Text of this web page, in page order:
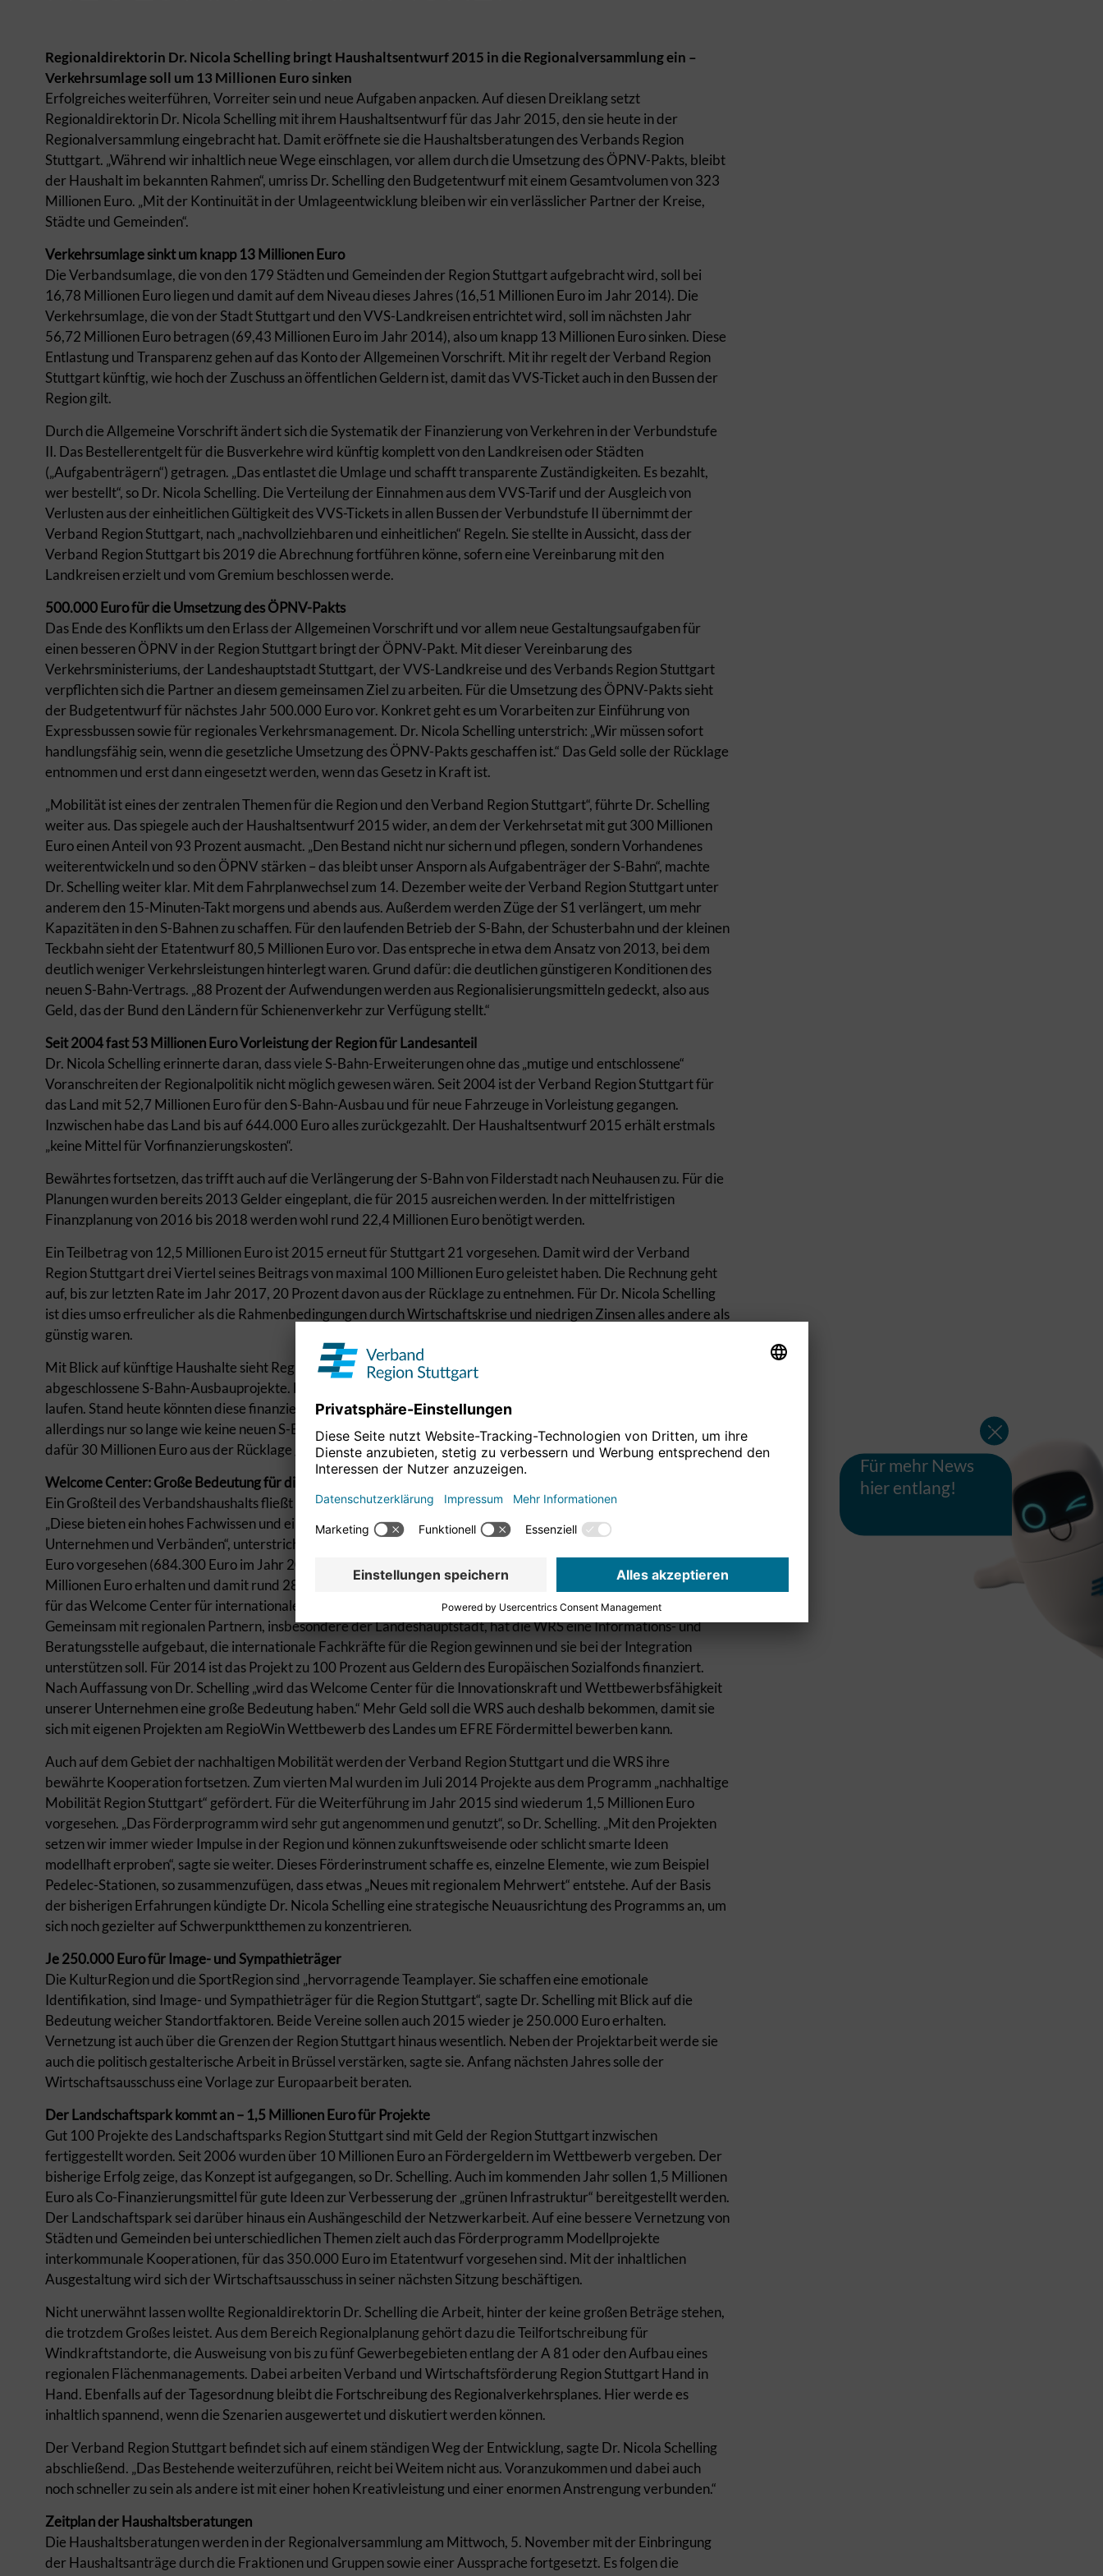
Regionaldirektorin Dr. Nicola Schelling bringt Haushaltsentwurf 2015 in die Regionalversammlung ein –
Verkehrsumlage soll um 13 Millionen Euro sinken
Erfolgreiches weiterführen, Vorreiter sein und neue Aufgaben anpacken. Auf diesen Dreiklang setzt
Regionaldirektorin Dr. Nicola Schelling mit ihrem Haushaltsentwurf für das Jahr 2015, den sie heute in der
Regionalversammlung eingebracht hat. Damit eröffnete sie die Haushaltsberatungen des Verbands Region
Stuttgart. „Während wir inhaltlich neue Wege einschlagen, vor allem durch die Umsetzung des ÖPNV-Pakts, bleibt
der Haushalt im bekannten Rahmen“, umriss Dr. Schelling den Budgetentwurf mit einem Gesamtvolumen von 323
Millionen Euro. „Mit der Kontinuität in der Umlageentwicklung bleiben wir ein verlässlicher Partner der Kreise,
Städte und Gemeinden“.
Verkehrsumlage sinkt um knapp 13 Millionen Euro
Die Verbandsumlage, die von den 179 Städten und Gemeinden der Region Stuttgart aufgebracht wird, soll bei
16,78 Millionen Euro liegen und damit auf dem Niveau dieses Jahres (16,51 Millionen Euro im Jahr 2014). Die
Verkehrsumlage, die von der Stadt Stuttgart und den VVS-Landkreisen entrichtet wird, soll im nächsten Jahr
56,72 Millionen Euro betragen (69,43 Millionen Euro im Jahr 2014), also um knapp 13 Millionen Euro sinken. Diese
Entlastung und Transparenz gehen auf das Konto der Allgemeinen Vorschrift. Mit ihr regelt der Verband Region
Stuttgart künftig, wie hoch der Zuschuss an öffentlichen Geldern ist, damit das VVS-Ticket auch in den Bussen der
Region gilt.
Durch die Allgemeine Vorschrift ändert sich die Systematik der Finanzierung von Verkehren in der Verbundstufe
II. Das Bestellerentgelt für die Busverkehre wird künftig komplett von den Landkreisen oder Städten
(„Aufgabenträgern“) getragen. „Das entlastet die Umlage und schafft transparente Zuständigkeiten. Es bezahlt,
wer bestellt“, so Dr. Nicola Schelling. Die Verteilung der Einnahmen aus dem VVS-Tarif und der Ausgleich von
Verlusten aus der einheitlichen Gültigkeit des VVS-Tickets in allen Bussen der Verbundstufe II übernimmt der
Verband Region Stuttgart, nach „nachvollziehbaren und einheitlichen“ Regeln. Sie stellte in Aussicht, dass der
Verband Region Stuttgart bis 2019 die Abrechnung fortführen könne, sofern eine Vereinbarung mit den
Landkreisen erzielt und vom Gremium beschlossen werde.
500.000 Euro für die Umsetzung des ÖPNV-Pakts
Das Ende des Konflikts um den Erlass der Allgemeinen Vorschrift und vor allem neue Gestaltungsaufgaben für
einen besseren ÖPNV in der Region Stuttgart bringt der ÖPNV-Pakt. Mit dieser Vereinbarung des
Verkehrsministeriums, der Landeshauptstadt Stuttgart, der VVS-Landkreise und des Verbands Region Stuttgart
verpflichten sich die Partner an diesem gemeinsamen Ziel zu arbeiten. Für die Umsetzung des ÖPNV-Pakts sieht
der Budgetentwurf für nächstes Jahr 500.000 Euro vor. Konkret geht es um Vorarbeiten zur Einführung von
Expressbussen sowie für regionales Verkehrsmanagement. Dr. Nicola Schelling unterstrich: „Wir müssen sofort
handlungsfähig sein, wenn die gesetzliche Umsetzung des ÖPNV-Pakts geschaffen ist.“ Das Geld solle der Rücklage
entnommen und erst dann eingesetzt werden, wenn das Gesetz in Kraft ist.
„Mobilität ist eines der zentralen Themen für die Region und den Verband Region Stuttgart“, führte Dr. Schelling
weiter aus. Das spiegele auch der Haushaltsentwurf 2015 wider, an dem der Verkehrsetat mit gut 300 Millionen
Euro einen Anteil von 93 Prozent ausmacht. „Den Bestand nicht nur sichern und pflegen, sondern Vorhandenes
weiterentwickeln und so den ÖPNV stärken – das bleibt unser Ansporn als Aufgabenträger der S-Bahn“, machte
Dr. Schelling weiter klar. Mit dem Fahrplanwechsel zum 14. Dezember weite der Verband Region Stuttgart unter
anderem den 15-Minuten-Takt morgens und abends aus. Außerdem werden Züge der S1 verlängert, um mehr
Kapazitäten in den S-Bahnen zu schaffen. Für den laufenden Betrieb der S-Bahn, der Schusterbahn und der kleinen
Teckbahn sieht der Etatentwurf 80,5 Millionen Euro vor. Das entspreche in etwa dem Ansatz von 2013, bei dem
deutlich weniger Verkehrsleistungen hinterlegt waren. Grund dafür: die deutlichen günstigeren Konditionen des
neuen S-Bahn-Vertrags. „88 Prozent der Aufwendungen werden aus Regionalisierungsmitteln gedeckt, also aus
Geld, das der Bund den Ländern für Schienenverkehr zur Verfügung stellt.“
Seit 2004 fast 53 Millionen Euro Vorleistung der Region für Landesanteil
Dr. Nicola Schelling erinnerte daran, dass viele S-Bahn-Erweiterungen ohne das „mutige und entschlossene“
Voranschreiten der Regionalpolitik nicht möglich gewesen wären. Seit 2004 ist der Verband Region Stuttgart für
das Land mit 52,7 Millionen Euro für den S-Bahn-Ausbau und für neue Fahrzeuge in Vorleistung gegangen.
Inzwischen habe das Land bis auf 644.000 Euro alles zurückgezahlt. Der Haushaltsentwurf 2015 erhält erstmals
„keine Mittel für Vorfinanzierungskosten“.
Bewährtes fortsetzen, das trifft auch auf die Verlängerung der S-Bahn von Filderstadt nach Neuhausen zu. Für die
Planungen wurden bereits 2013 Gelder eingeplant, die für 2015 ausreichen werden. In der mittelfristigen
Finanzplanung von 2016 bis 2018 werden wohl rund 22,4 Millionen Euro benötigt werden.
Ein Teilbetrag von 12,5 Millionen Euro ist 2015 erneut für Stuttgart 21 vorgesehen. Damit wird der Verband
Region Stuttgart drei Viertel seines Beitrags von maximal 100 Millionen Euro geleistet haben. Die Rechnung geht
auf, bis zur letzten Rate im Jahr 2017, 20 Prozent davon aus der Rücklage zu entnehmen. Für Dr. Nicola Schelling
ist dies umso erfreulicher als die Rahmenbedingungen durch Wirtschaftskrise und niedrigen Zinsen alles andere als
günstig waren.
Mit Blick auf künftige Haushalte sieht Regionaldirektorin Dr. Schelling im Verkehrsbereich Kostenrisiken für
abgeschlossene S-Bahn-Ausbauprojekte. Die Gespräche mit der Bahn darüber, wie hoch diese ausfallen könnten,
laufen. Stand heute könnten diese finanziellen Unwägbarkeiten aus der Rücklage aufgefangen werden. Das gilt
allerdings nur so lange wie keine neuen S-Bahn-Züge bestellt werden. Sollten diese finanziert werden, müssten
dafür 30 Millionen Euro aus der Rücklage genommen werden.
Welcome Center: Große Bedeutung für die Wettbewerbsfähigkeit
Ein Großteil des Verbandshaushalts fließt wie in den Vorjahren an die regionalen Beteiligungsgesellschaften.
„Diese bieten ein hohes Fachwissen und eine Plattform für erfolgreiche, regionale Kooperation mit Kommunen,
Unternehmen und Verbänden“, unterstrich Dr. Schelling. Für die Regio Stuttgart Marketing GmbH sind 684.000
Euro vorgesehen (684.300 Euro im Jahr 2014). Die Wirtschaftsförderung Region Stuttgart GmbH (WRS) soll 6,85
Millionen Euro erhalten und damit rund 287.000 Euro mehr als 2014. Dieses zusätzliche Geld ist unter anderem
für das Welcome Center für internationale Fachkräfte erforderlich, das Ende Oktober eröffnet werden wird.
Gemeinsam mit regionalen Partnern, insbesondere der Landeshauptstadt, hat die WRS eine Informations- und
Beratungsstelle aufgebaut, die internationale Fachkräfte für die Region gewinnen und sie bei der Integration
unterstützen soll. Für 2014 ist das Projekt zu 100 Prozent aus Geldern des Europäischen Sozialfonds finanziert.
Nach Auffassung von Dr. Schelling „wird das Welcome Center für die Innovationskraft und Wettbewerbsfähigkeit
unserer Unternehmen eine große Bedeutung haben.“ Mehr Geld soll die WRS auch deshalb bekommen, damit sie
sich mit eigenen Projekten am RegioWin Wettbewerb des Landes um EFRE Fördermittel bewerben kann.
Auch auf dem Gebiet der nachhaltigen Mobilität werden der Verband Region Stuttgart und die WRS ihre
bewährte Kooperation fortsetzen. Zum vierten Mal wurden im Juli 2014 Projekte aus dem Programm „nachhaltige
Mobilität Region Stuttgart“ gefördert. Für die Weiterführung im Jahr 2015 sind wiederum 1,5 Millionen Euro
vorgesehen. „Das Förderprogramm wird sehr gut angenommen und genutzt“, so Dr. Schelling. „Mit den Projekten
setzen wir immer wieder Impulse in der Region und können zukunftsweisende oder schlicht smarte Ideen
modellhaft erproben“, sagte sie weiter. Dieses Förderinstrument schaffe es, einzelne Elemente, wie zum Beispiel
Pedelec-Stationen, so zusammenzufügen, dass etwas „Neues mit regionalem Mehrwert“ entstehe. Auf der Basis
der bisherigen Erfahrungen kündigte Dr. Nicola Schelling eine strategische Neuausrichtung des Programms an, um
sich noch gezielter auf Schwerpunktthemen zu konzentrieren.
Je 250.000 Euro für Image- und Sympathieträger
Die KulturRegion und die SportRegion sind „hervorragende Teamplayer. Sie schaffen eine emotionale
Identifikation, sind Image- und Sympathieträger für die Region Stuttgart“, sagte Dr. Schelling mit Blick auf die
Bedeutung weicher Standortfaktoren. Beide Vereine sollen auch 2015 wieder je 250.000 Euro erhalten.
Vernetzung ist auch über die Grenzen der Region Stuttgart hinaus wesentlich. Neben der Projektarbeit werde sie
auch die politisch gestalterische Arbeit in Brüssel verstärken, sagte sie. Anfang nächsten Jahres solle der
Wirtschaftsausschuss eine Vorlage zur Europaarbeit beraten.
Der Landschaftspark kommt an – 1,5 Millionen Euro für Projekte
Gut 100 Projekte des Landschaftsparks Region Stuttgart sind mit Geld der Region Stuttgart inzwischen
fertiggestellt worden. Seit 2006 wurden über 10 Millionen Euro an Fördergeldern im Wettbewerb vergeben. Der
bisherige Erfolg zeige, das Konzept ist aufgegangen, so Dr. Schelling. Auch im kommenden Jahr sollen 1,5 Millionen
Euro als Co-Finanzierungsmittel für gute Ideen zur Verbesserung der „grünen Infrastruktur“ bereitgestellt werden.
Der Landschaftspark sei darüber hinaus ein Aushängeschild der Netzwerkarbeit. Auf eine bessere Vernetzung von
Städten und Gemeinden bei unterschiedlichen Themen zielt auch das Förderprogramm Modellprojekte
interkommunale Kooperationen, für das 350.000 Euro im Etatentwurf vorgesehen sind. Mit der inhaltlichen
Ausgestaltung wird sich der Wirtschaftsausschuss in seiner nächsten Sitzung beschäftigen.
Nicht unerwähnt lassen wollte Regionaldirektorin Dr. Schelling die Arbeit, hinter der keine großen Beträge stehen,
die trotzdem Großes leistet. Aus dem Bereich Regionalplanung gehört dazu die Teilfortschreibung für
Windkraftstandorte, die Ausweisung von bis zu fünf Gewerbegebieten entlang der A 81 oder den Aufbau eines
regionalen Flächenmanagements. Dabei arbeiten Verband und Wirtschaftsförderung Region Stuttgart Hand in
Hand. Ebenfalls auf der Tagesordnung bleibt die Fortschreibung des Regionalverkehrsplanes. Hier werde es
inhaltlich spannend, wenn die Szenarien ausgewertet und diskutiert werden können.
Der Verband Region Stuttgart befindet sich auf einem ständigen Weg der Entwicklung, sagte Dr. Nicola Schelling
abschließend. „Das Bestehende weiterzuführen, reicht bei Weitem nicht aus. Voranzukommen und dabei auch
noch schneller zu sein als andere ist mit einer hohen Kreativleistung und einer enormen Anstrengung verbunden.“
Zeitplan der Haushaltsberatungen
Die Haushaltsberatungen werden in der Regionalversammlung am Mittwoch, 5. November mit der Einbringung
der Haushaltsanträge durch die Fraktionen und Gruppen sowie einer Aussprache fortgesetzt. Es folgen die
Für mehr News
hier entlang!